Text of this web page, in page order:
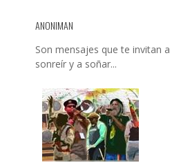
ANONIMAN
Son mensajes que te invitan a
sonreír y a soñar...